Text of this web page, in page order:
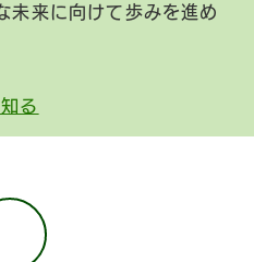
未来に向けて歩みを進め
る